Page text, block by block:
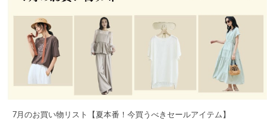
7月のお買い物リスト【夏本番！今買うべきセールアイテム】